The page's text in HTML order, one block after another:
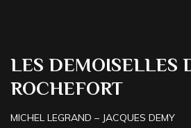
LES DEMOISELLES
ROCHEFORT
MICHEL LEGRAND – JACQUES DEMY